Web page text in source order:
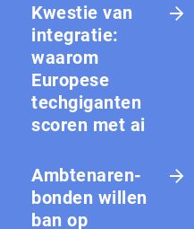
Kwestie van
integratie:
waarom
Europese
techgiganten
scoren met ai
Amb­te­na­ren­
bon­den willen
ban op